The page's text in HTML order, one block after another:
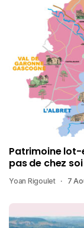
Patrimoine lot-
pas de chez soi
Yoan Rigoulet 7